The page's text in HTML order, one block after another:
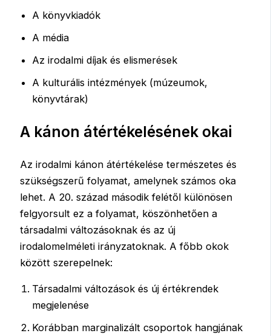
A könyvkiadók
A média
Az irodalmi díjak és elismerések
A kulturális intézmények (múzeumok,
könyvtárak)
A kánon átértékelésének okai
Az irodalmi kánon átértékelése természetes és
szükségszerű folyamat, amelynek számos oka
lehet. A 20. század második felétől különösen
felgyorsult ez a folyamat, köszönhetően a
társadalmi változásoknak és az új
irodalomelméleti irányzatoknak. A főbb okok
között szerepelnek:
Társadalmi változások és új értékrendek
megjelenése
Korábban marginalizált csoportok hangjának